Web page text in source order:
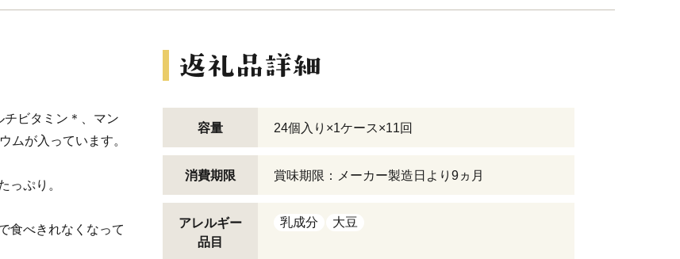
チビタミン＊、マン
ムが入っています。
っぷり。
食べきれなくなって
容量 24個入り×1ケース×11回
消費期限 賞味期限：メーカー製造日より9ヵ月
アレルギー
品目
乳成分 大豆